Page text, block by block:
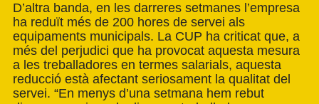
D’altra banda, en les darreres setmanes l’empresa
ha reduït més de 200 hores de servei als
equipaments municipals. La CUP ha criticat que, a
més del perjudici que ha provocat aquesta mesura
a les treballadores en termes salarials, aquesta
reducció està afectant seriosament la qualitat del
servei. “En menys d’una setmana hem rebut